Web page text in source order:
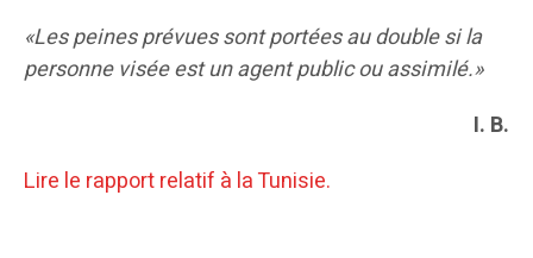
«Les peines prévues sont portées au double si la
personne visée est un agent public ou assimilé.»
I. B.
Lire le rapport relatif à la Tunisie.